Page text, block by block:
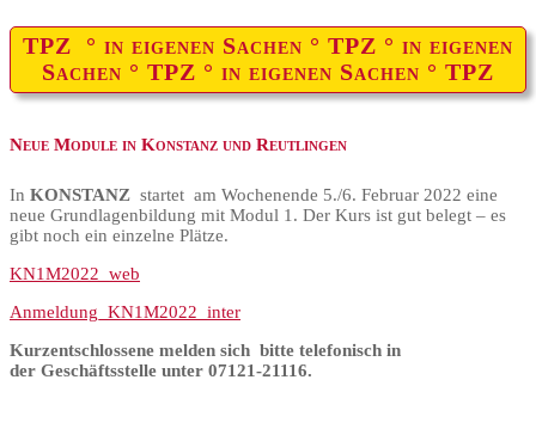
TPZ ° in eigenen Sachen ° TPZ ° in eigenen
Sachen ° TPZ ° in eigenen Sachen ° TPZ
Neue Module in Konstanz und Reutlingen
In KONSTANZ startet am Wochenende 5./6. Februar 2022 eine
neue Grundlagenbildung mit Modul 1. Der Kurs ist gut belegt – es
gibt noch ein einzelne Plätze.
KN1M2022_web
Anmeldung_KN1M2022_inter
Kurzentschlossene melden sich bitte telefonisch in
der Geschäftsstelle unter 07121-21116.